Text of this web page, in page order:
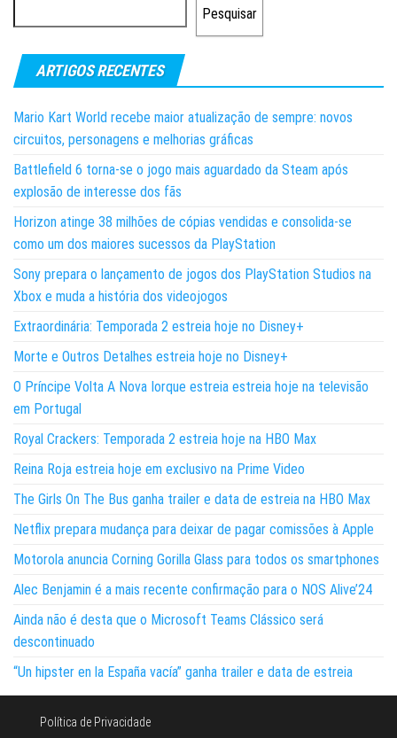
Pesquisar
ARTIGOS RECENTES
Mario Kart World recebe maior atualização de sempre: novos
circuitos, personagens e melhorias gráficas
Battlefield 6 torna-se o jogo mais aguardado da Steam após
explosão de interesse dos fãs
Horizon atinge 38 milhões de cópias vendidas e consolida-se
como um dos maiores sucessos da PlayStation
Sony prepara o lançamento de jogos dos PlayStation Studios na
Xbox e muda a história dos videojogos
Extraordinária: Temporada 2 estreia hoje no Disney+
Morte e Outros Detalhes estreia hoje no Disney+
O Príncipe Volta A Nova Iorque estreia estreia hoje na televisão
em Portugal
Royal Crackers: Temporada 2 estreia hoje na HBO Max
Reina Roja estreia hoje em exclusivo na Prime Video
The Girls On The Bus ganha trailer e data de estreia na HBO Max
Netflix prepara mudança para deixar de pagar comissões à Apple
Motorola anuncia Corning Gorilla Glass para todos os smartphones
Alec Benjamin é a mais recente confirmação para o NOS Alive’24
Ainda não é desta que o Microsoft Teams Clássico será
descontinuado
“Un hipster en la España vacía” ganha trailer e data de estreia
Política de Privacidade